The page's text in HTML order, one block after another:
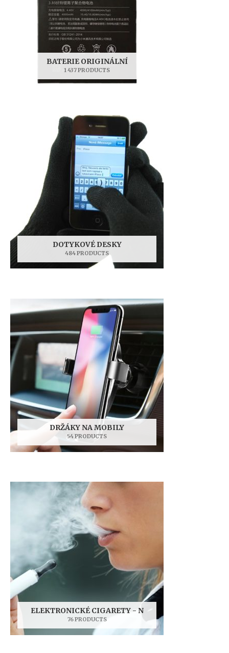
BATERIE ORIGINÁLNÍ
1 437 PRODUCTS
DOTYKOVÉ DESKY
484 PRODUCTS
DRŽÁKY NA MOBILY
54 PRODUCTS
ELEKTRONICKÉ CIGARETY - N
76 PRODUCTS